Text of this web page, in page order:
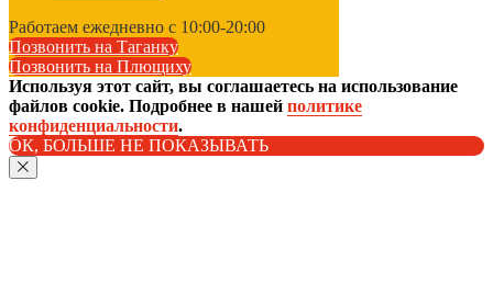
Работаем ежедневно с 10:00-20:00
Позвонить на Таганку
Позвонить на Плющиху
Используя этот сайт, вы соглашаетесь на использование
файлов cookie. Подробнее в нашей политике
конфиденциальности.
ОК, БОЛЬШЕ НЕ ПОКАЗЫВАТЬ